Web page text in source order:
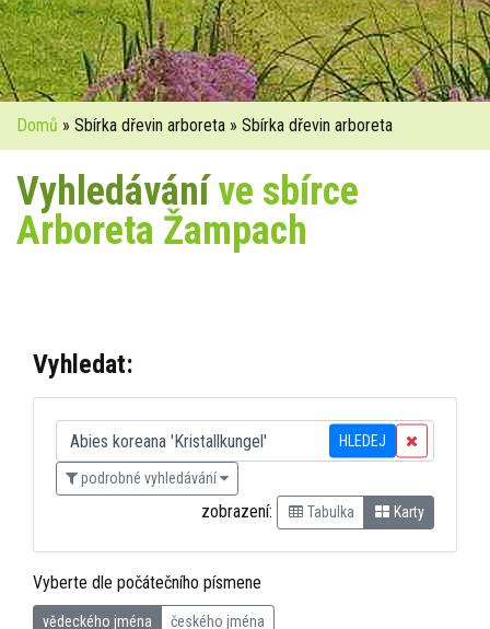
Domů » Sbírka dřevin arboreta » Sbírka dřevin arboreta
Vyhledáváníve sbírce
Arboreta Žampach
Vyhledat:
HLEDEJ
podrobné vyhledávání
zobrazení: Tabulka Karty
Vyberte dle počátečního písmene
vědeckého jména českého jména